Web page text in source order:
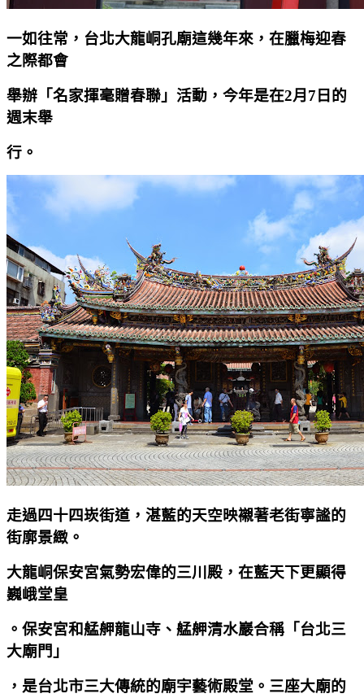
一如往常，台北大龍峒孔廟這幾年來，在臘梅迎春
之際都會
舉辦「名家揮毫贈春聯」活動，今年是在2月7日的
週末舉
行。
走過四十四崁街道，湛藍的天空映襯著老街寧謐的
街廓景緻。
大龍峒保安宮氣勢宏偉的三川殿，在藍天下更顯得
巍峨堂皇
。保安宮和艋舺龍山寺、艋舺清水巖合稱「台北三
大廟門」
，是台北市三大傳統的廟宇藝術殿堂。三座大廟的